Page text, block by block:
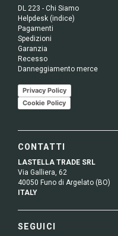
DL 223 - Chi Siamo
Helpdesk (indice)
Pagamenti
Spedizioni
Garanzia
Recesso
Danneggiamento merce
Privacy Policy
Cookie Policy
CONTATTI
LASTELLA TRADE SRL
Via Galliera, 62
40050 Funo di Argelato (BO)
ITALY
SEGUICI